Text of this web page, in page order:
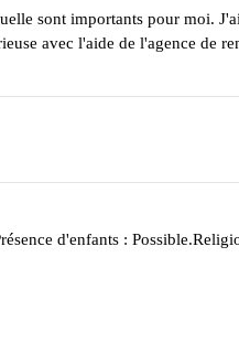
sont importants pour moi.
avec l'aide de l'agence de
d'enfants :